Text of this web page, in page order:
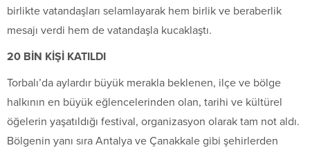
birlikte vatandaşları selamlayarak hem birlik ve beraberlik
mesajı verdi hem de vatandaşla kucaklaştı.
20 BİN KİŞİ KATILDI
Torbalı’da aylardır büyük merakla beklenen, ilçe ve bölge
halkının en büyük eğlencelerinden olan, tarihi ve kültürel
öğelerin yaşatıldığı festival, organizasyon olarak tam not aldı.
Bölgenin yanı sıra Antalya ve Çanakkale gibi şehirlerden